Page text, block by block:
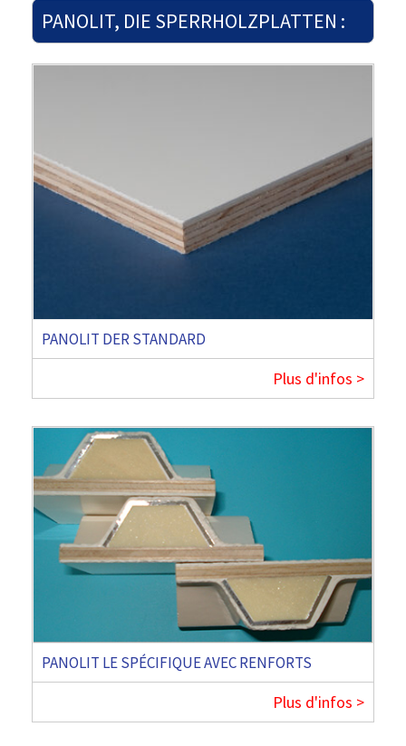
PANOLIT, DIE SPERRHOLZPLATTEN :
PANOLIT DER STANDARD
Plus d'infos >
PANOLIT LE SPÉCIFIQUE AVEC RENFORTS
Plus d'infos >